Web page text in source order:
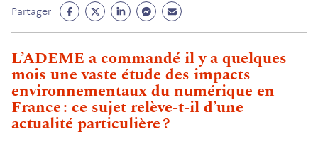
Partager
Partage
Facebook
un
nouvel
onglet)
Partage
Twitter
un
nouvel
onglet)
Partage
Linkedin
un
nouvel
onglet)
Partage
Messenger
un
nouvel
onglet)
Partage
Mail
un
nouvel
onglet)
L’ADEME a commandé il y a quelques
mois une vaste étude des impacts
environnementaux du numérique en
France : ce sujet relève-t-il d’une
actualité particulière ?